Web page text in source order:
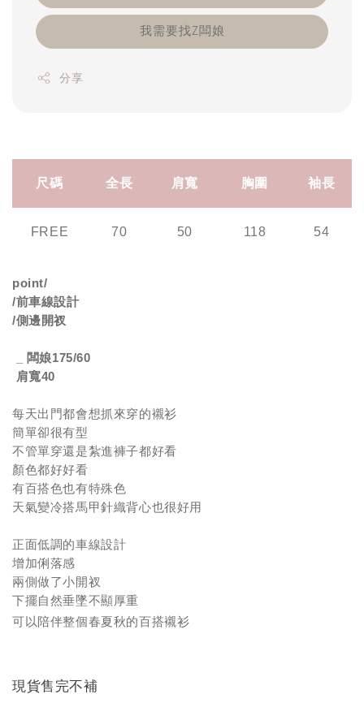
我需要找Z闆娘
分享
尺碼 全長 肩寬 胸圍 袖長
FREE 70 50 118 54
point/
/前車線設計
/側邊開衩
闆娘175/60
肩寬40
每天出門都會想抓來穿的襯衫
簡單卻很有型
不管單穿還是紮進褲子都好看
顏色都好好看
有百搭色也有特殊色
天氣變冷搭馬甲針織背心也很好用
正面低調的車線設計
增加俐落感
兩側做了小開衩
下擺自然垂墜不顯厚重
可以陪伴整個春夏秋的百搭襯衫
現貨售完不補